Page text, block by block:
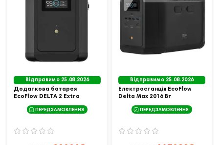
Відправимо 25.08.2026
Додаткова батарея
EcoFlow DELTA 2 Extra
ПЕРЕДЗАМОВЛЕННЯ
Відправимо 25.08.2026
Електростанція EcoFlow
Delta Max 2016 Вт
ПЕРЕДЗАМОВЛЕННЯ